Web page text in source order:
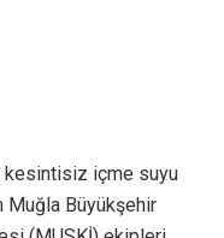
kesintisiz içme suyu
Muğla Büyükşehir